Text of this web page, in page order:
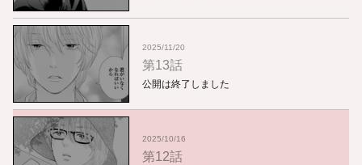
2025/11/20
第13話
公開は終了しました
2025/10/16
第12話